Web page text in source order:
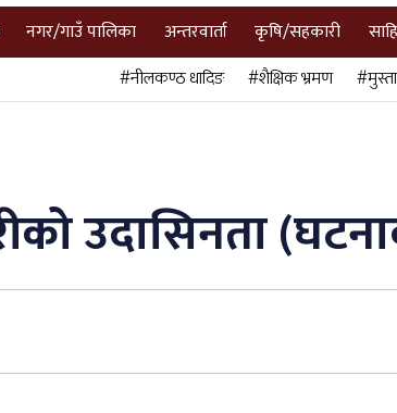
नगर/गाउँ पालिका अन्तरवार्ता कृषि/सहकारी
#नीलकण्ठ धादिङ
#शैक्षिक भ्रमण
उदासिनता